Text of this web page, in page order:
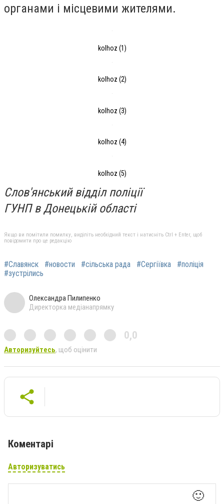
органами і місцевими жителями.
kolhoz (1)
kolhoz (2)
kolhoz (3)
kolhoz (4)
kolhoz (5)
Слов'янський відділ поліції
ГУНП в Донецькій області
Якщо ви помітили помилку, виділіть необхідний текст і натисніть Ctrl + Enter, щоб
повідомити про це редакцію
#Славянск #новости #сільська рада #Сергіївка
#поліція
#зустрілись
Олександра Пилипенко
Директорка медіанапрямку
0,0
Авторизуйтесь, щоб оцінити
Коментарі
Авторизуватись
🙂